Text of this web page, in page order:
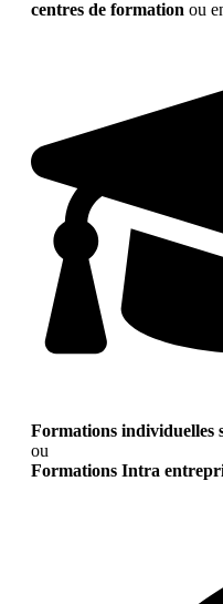
centres de formation ou
Formations individuelles
ou
Formations Intra